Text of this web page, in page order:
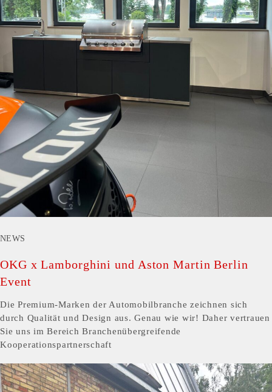
NEWS
OKG x Lamborghini und Aston Martin Berlin
Event
Die Premium-Marken der Automobilbranche zeichnen sich
durch Qualität und Design aus. Genau wie wir! Daher vertrauen
Sie uns im Bereich Branchenübergreifende
Kooperationspartnerschaft